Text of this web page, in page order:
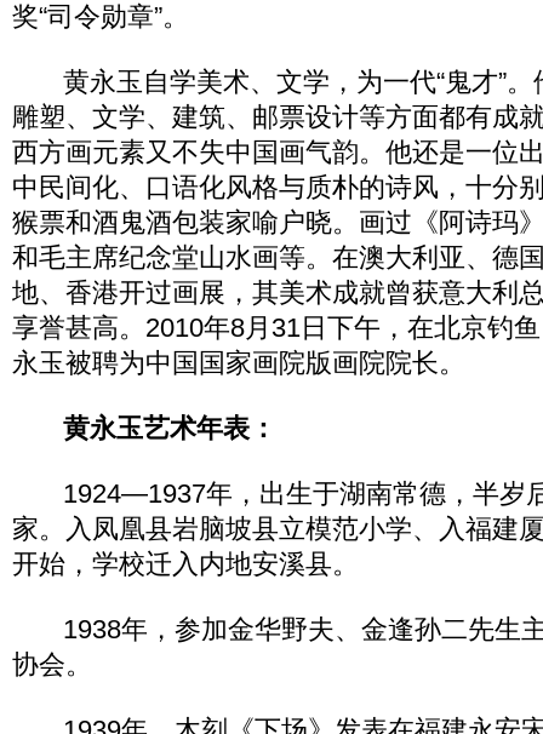
奖“司令勋章”。
黄永玉自学美术、文学，为一代“鬼才”。
雕塑、文学、建筑、邮票设计等方面都有成
西方画元素又不失中国画气韵。他还是一位
中民间化、口语化风格与质朴的诗风，十分
猴票和酒鬼酒包装家喻户晓。画过《阿诗玛
和毛主席纪念堂山水画等。在澳大利亚、德
地、香港开过画展，其美术成就曾获意大利
享誉甚高。2010年8月31日下午，在北京钓
永玉被聘为中国国家画院版画院院长。
黄永玉艺术年表：
1924—1937年，出生于湖南常德，半岁
家。入凤凰县岩脑坡县立模范小学、入福建
开始，学校迁入内地安溪县。
1938年，参加金华野夫、金逢孙二先生
协会。